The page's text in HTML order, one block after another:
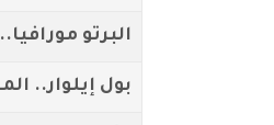
البرتو
بول إيلوار..